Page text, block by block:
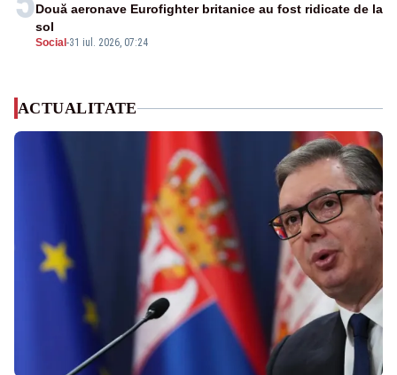
Social -31 iul. 2026, 07:24
Două aeronave Eurofighter britanice au fost ridicate de la
sol
ACTUALITATE